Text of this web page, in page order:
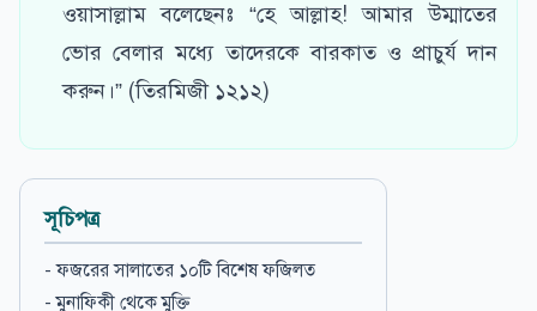
ওয়াসাল্লাম বলেছেনঃ “হে আল্লাহ! আমার উম্মাতের
ভোর বেলার মধ্যে তাদেরকে বারকাত ও প্রাচুর্য দান
করুন।” (তিরমিজী ১২১২)
সূচিপত্র
- ফজরের সালাতের ১০টি বিশেষ ফজিলত
- মুনাফিকী থেকে মুক্তি